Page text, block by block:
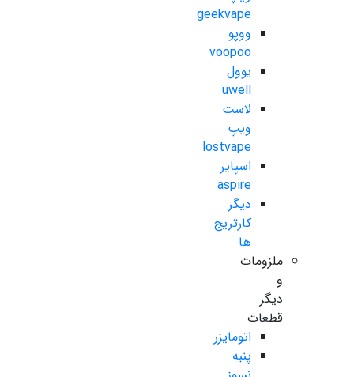
geekvape
ووپو
voopoo
یوول
uwell
لاست
ویپ
lostvape
اسپایر
aspire
دیگر
کارتریج
ها
ملزومات
و
دیگر
قطعات
اتومایزر
پنبه